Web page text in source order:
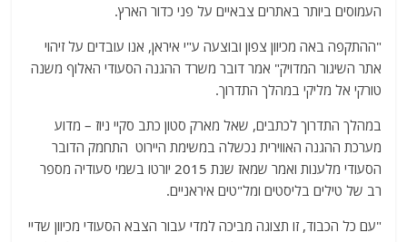
העמוסים ביותר באתרים צבאיים על פני כדור הארץ.
"ההתקפה באה מכיוון צפון ובוצעה ע"י איראן, אנו עובדים על זיהוי
אתר השיגור המדויק" אמר דובר משרד ההגנה הסעודי האלוף משנה
טורקי אל מליקי במהלך התדרוך.
במהלך התדרוך לכתבים, שאל מארק סטון כתב סקיי ניוז – מדוע
מערכת ההגנה האווירית נכשלה במשימת היירוט התחמק הדובר
הסעודי מלענות ואמר שמאז שנת 2015 יורטו בשמי סעודיה מספר
רב של טילים בליסטים ומל"טים איראניים.
"עם כל הכבוד, זו תצוגה מביכה למדי עבור הצבא הסעודי מכיוון שדיי